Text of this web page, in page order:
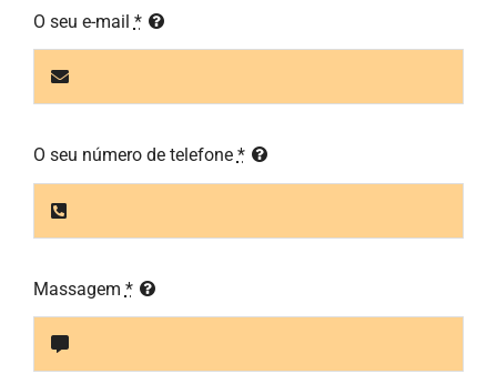
O seu e-mail *
O seu número de telefone *
Massagem *